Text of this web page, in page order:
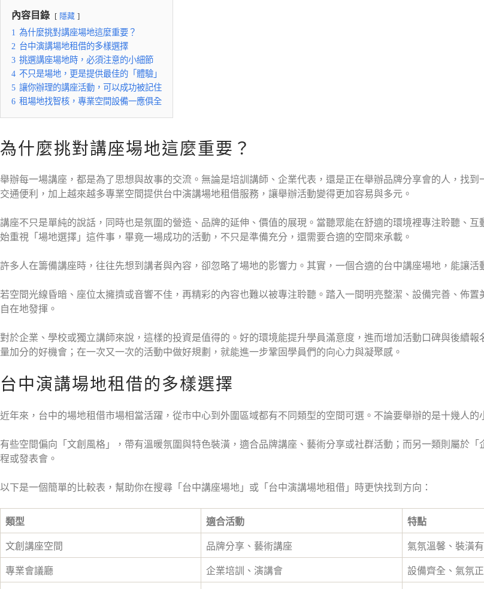
內容目錄 隱藏
1 為什麼挑對講座場地這麼重要？
2 台中演講場地租借的多樣選擇
3 挑選講座場地時，必須注意的小細節
4 不只是場地，更是提供最佳的「體驗」
5 讓你辦理的講座活動，可以成功被記住
6 租場地找智核，專業空間設備一應俱全
為什麼挑對講座場地這麼重要？
舉辦每一場講座，都是為了思想與故事的交流。無論是培訓講師、企業代表，還是正在舉辦品牌分享會的人，找
交通便利，加上越來越多專業空間提供台中演講場地租借服務，讓舉辦活動變得更加容易與多元。
講座不只是單純的說話，同時也是氛圍的營造、品牌的延伸、價值的展現。當聽眾能在舒適的環境裡專注聆聽、
始重視「場地選擇」這件事，畢竟一場成功的活動，不只是準備充分，還需要合適的空間來承載。
許多人在籌備講座時，往往先想到講者與內容，卻忽略了場地的影響力。其實，一個合適的台中講座場地，能讓活
若空間光線昏暗、座位太擁擠或音響不佳，再精彩的內容也難以被專注聆聽。踏入一間明亮整潔、設備完善、佈
自在地發揮。
對於企業、學校或獨立講師來說，這樣的投資是值得的。好的環境能提升學員滿意度，進而增加活動口碑與後續
量加分的好機會；在一次又一次的活動中做好規劃，就能進一步鞏固學員們的向心力與凝聚感。
台中演講場地租借的多樣選擇
近年來，台中的場地租借市場相當活躍，從市中心到外圍區域都有不同類型的空間可選。不論要舉辦的是十幾人
有些空間偏向「文創風格」，帶有溫暖氛圍與特色裝潢，適合品牌講座、藝術分享或社群活動；而另一類則屬於
程或發表會。
以下是一個簡單的比較表，幫助你在搜尋「台中講座場地」或「台中演講場地租借」時更快找到方向：
類型 適合活動 特點
文創講座空間 品牌分享、藝術講座 氣氛溫馨、裝潢
專業會議廳 企業培訓、演講會 設備齊全、氣氛